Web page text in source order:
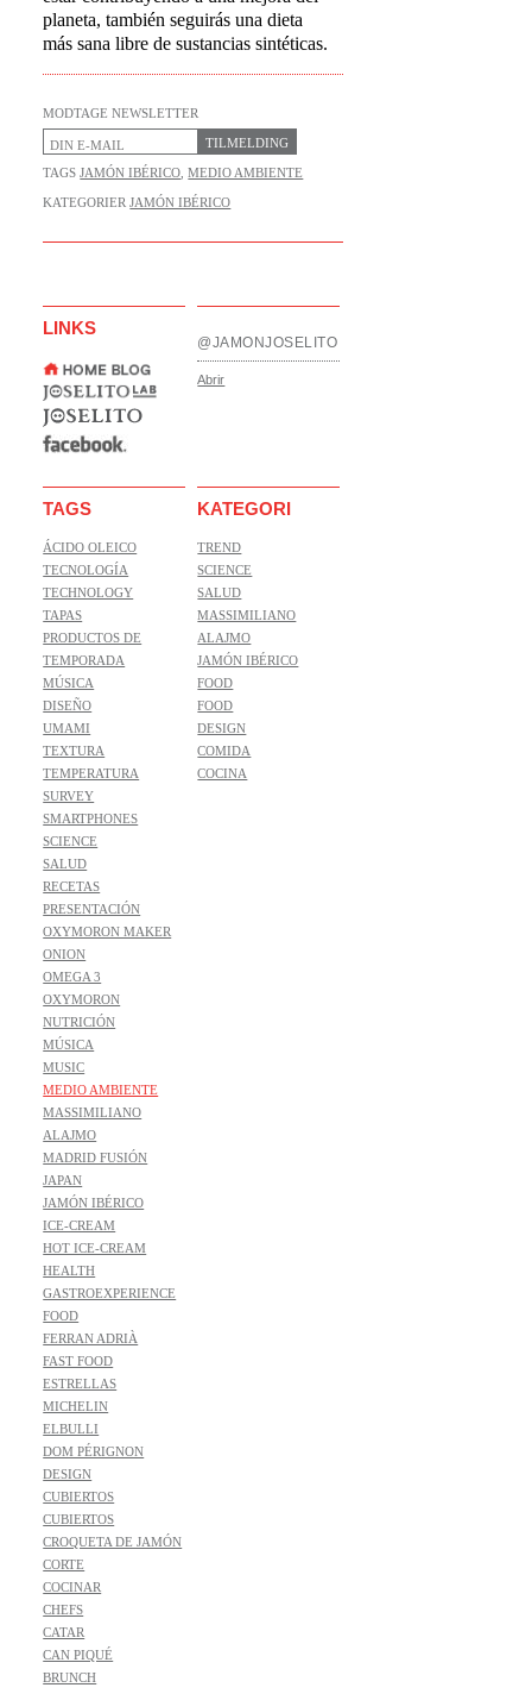
planeta, también seguirás una dieta
más sana libre de sustancias sintéticas.
MODTAGE NEWSLETTER
TILMELDING
TAGSJAMÓN IBÉRICO ,MEDIO AMBIENTE
KATEGORIERJAMÓN IBÉRICO
LINKS
@JAMONJOSELITO
Abrir
TAGS
ÁCIDO OLEICO
TECNOLOGÍA
TECHNOLOGY
TAPAS
PRODUCTOS DE
TEMPORADA
MÚSICA
DISEÑO
UMAMI
TEXTURA
TEMPERATURA
SURVEY
SMARTPHONES
SCIENCE
SALUD
RECETAS
PRESENTACIÓN
OXYMORON MAKER
ONION
OMEGA 3
OXYMORON
NUTRICIÓN
MÚSICA
MUSIC
MEDIO AMBIENTE
MASSIMILIANO
ALAJMO
MADRID FUSIÓN
JAPAN
JAMÓN IBÉRICO
ICE-CREAM
HOT ICE-CREAM
HEALTH
GASTROEXPERIENCE
FOOD
FERRAN ADRIÀ
FAST FOOD
ESTRELLAS
MICHELIN
ELBULLI
DOM PÉRIGNON
DESIGN
CUBIERTOS
CUBIERTOS
CROQUETA DE JAMÓN
CORTE
COCINAR
CHEFS
CATAR
CAN PIQUÉ
BRUNCH
KATEGORI
TREND
SCIENCE
SALUD
MASSIMILIANO
ALAJMO
JAMÓN IBÉRICO
FOOD
FOOD
DESIGN
COMIDA
COCINA